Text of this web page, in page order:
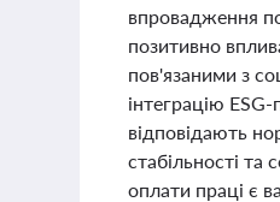
впровадження
позитивно
пов'язаними з
інтеграцію
відповідають
стабільності та
оплати праці є